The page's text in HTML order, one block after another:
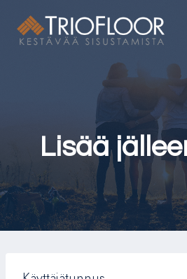
sisältöön
Lisää